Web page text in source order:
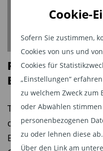
Cookie-
Sofern Sie zustimmen,
Cookies von uns und
Cookies für
„Einstellungen“
zu welchem Zweck zum
oder Abwählen
personenbezogenen
zu oder lehnen diese ab.
Über den Link am
Flossbach
Boutiquenfonds
Trotz starker
das verwaltete
BoutiquenFonds